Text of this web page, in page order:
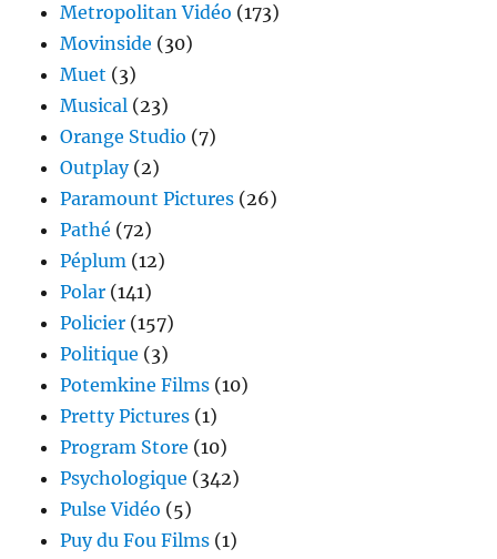
Metropolitan Vidéo (173)
Movinside (30)
Muet (3)
Musical (23)
Orange Studio (7)
Outplay(2)
Paramount Pictures (26)
Pathé (72)
Péplum (12)
Polar (141)
Policier (157)
Politique (3)
Potemkine Films (10)
Pretty Pictures (1)
Program Store (10)
Psychologique (342)
Pulse Vidéo (5)
Puy du Fou Films (1)